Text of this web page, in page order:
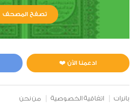
تصفح المصحف
ادعمنا الآن ❤️
بانرات اتفاقية الخصوصية من نحن